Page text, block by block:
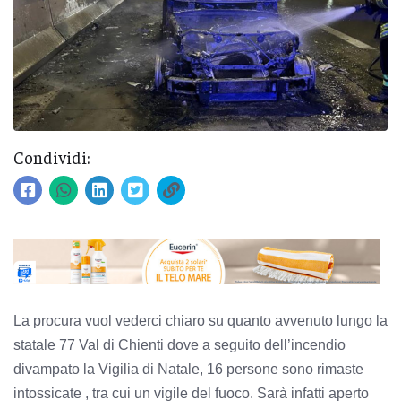
Condividi:
La procura vuol vederci chiaro su quanto avvenuto lungo la
statale 77 Val di Chienti dove a seguito dell’incendio
divampato la Vigilia di Natale, 16 persone sono rimaste
intossicate , tra cui un vigile del fuoco. Sarà infatti aperto